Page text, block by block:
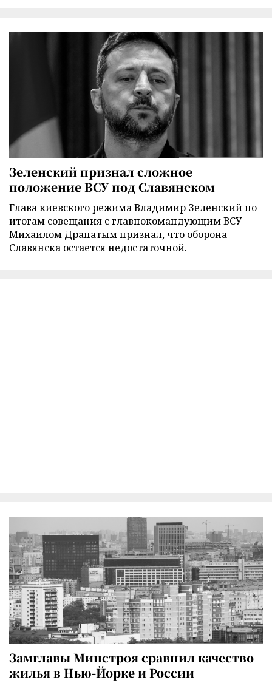
Зеленский признал сложное
положение ВСУ под Славянском
Глава киевского режима Владимир Зеленский по
итогам совещания с главнокомандующим ВСУ
Михаилом Драпатым признал, что оборона
Славянска остается недостаточной.
Замглавы Минстроя сравнил качество
жилья в Нью-Йорке и России